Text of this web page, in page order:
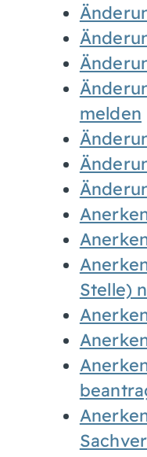
melden
Stelle)